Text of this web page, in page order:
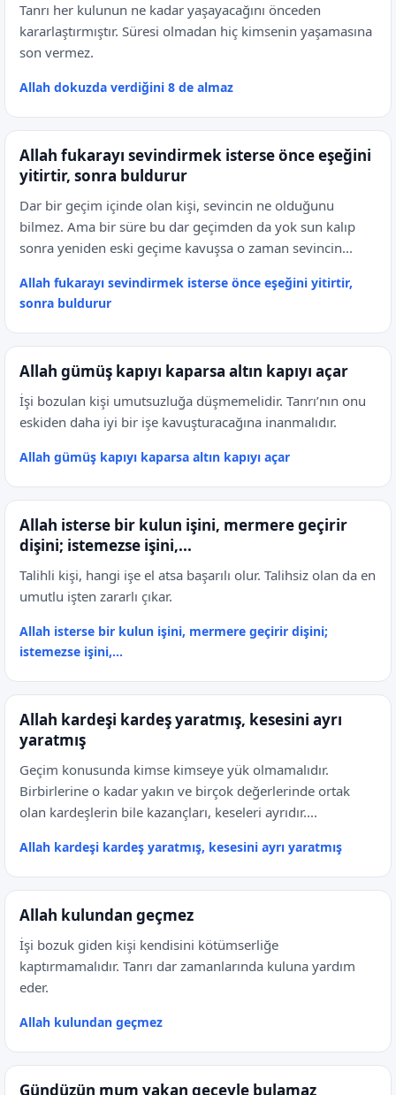
Tanrı her kulunun ne kadar yaşayacağını önceden
kararlaştırmıştır. Süresi olmadan hiç kimsenin yaşamasına
son vermez.
Allah dokuzda verdiğini 8 de almaz
Allah fukarayı sevindirmek isterse önce eşeğini
yitirtir, sonra buldurur
Dar bir geçim içinde olan kişi, sevincin ne olduğunu
bilmez. Ama bir süre bu dar geçimden da yok sun kalıp
sonra yeniden eski geçime kavuşsa o zaman sevincin...
Allah fukarayı sevindirmek isterse önce eşeğini yitirtir,
sonra buldurur
Allah gümüş kapıyı kaparsa altın kapıyı açar
İşi bozulan kişi umutsuzluğa düşmemelidir. Tanrı’nın onu
eskiden daha iyi bir işe kavuşturacağına inanmalıdır.
Allah gümüş kapıyı kaparsa altın kapıyı açar
Allah isterse bir kulun işini, mermere geçirir
dişini; istemezse işini,...
Talihli kişi, hangi işe el atsa başarılı olur. Talihsiz olan da en
umutlu işten zararlı çıkar.
Allah isterse bir kulun işini, mermere geçirir dişini;
istemezse işini,...
Allah kardeşi kardeş yaratmış, kesesini ayrı
yaratmış
Geçim konusunda kimse kimseye yük olmamalıdır.
Birbirlerine o kadar yakın ve birçok değerlerinde ortak
olan kardeşlerin bile kazançları, keseleri ayrıdır....
Allah kardeşi kardeş yaratmış, kesesini ayrı yaratmış
Allah kulundan geçmez
İşi bozuk giden kişi kendisini kötümserliğe
kaptırmamalıdır. Tanrı dar zamanlarında kuluna yardım
eder.
Allah kulundan geçmez
Gündüzün mum yakan geceyle bulamaz